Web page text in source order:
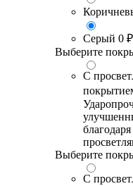
Серый 0 ₽
Выберите
С
Выберите
С